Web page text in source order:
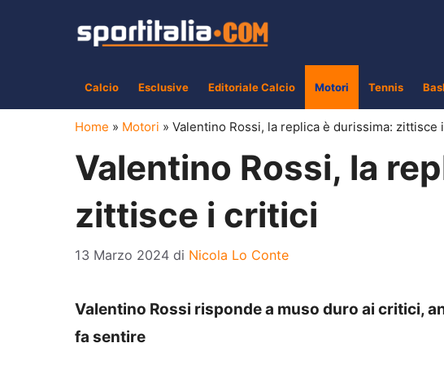
Calcio Esclusive Editoriale Calcio Motori Tennis
Home » Motori » Valentino Rossi, la replica è durissima: zittisce
Valentino Rossi, la
zittisce i critici
13 Marzo 2024 di Nicola Lo Conte
Valentino Rossi risponde a muso duro ai critici,
fa sentire